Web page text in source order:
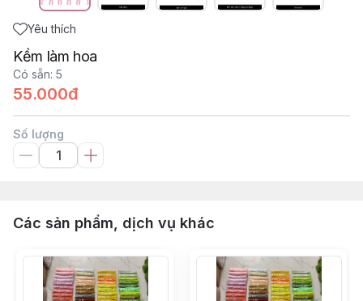
Yêu thích
Kềm làm hoa
Có sẵn: 5
55.000đ
Số lượng
Các sản phẩm, dịch vụ khác